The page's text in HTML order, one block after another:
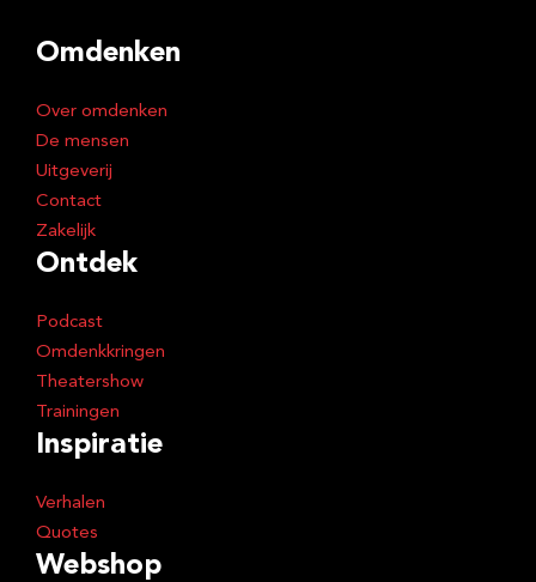
Omdenken
Over omdenken
De mensen
Uitgeverij
Contact
Zakelijk
Ontdek
Podcast
Omdenkkringen
Theatershow
Trainingen
Inspiratie
Verhalen
Quotes
Webshop